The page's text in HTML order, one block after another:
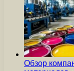
Обзор